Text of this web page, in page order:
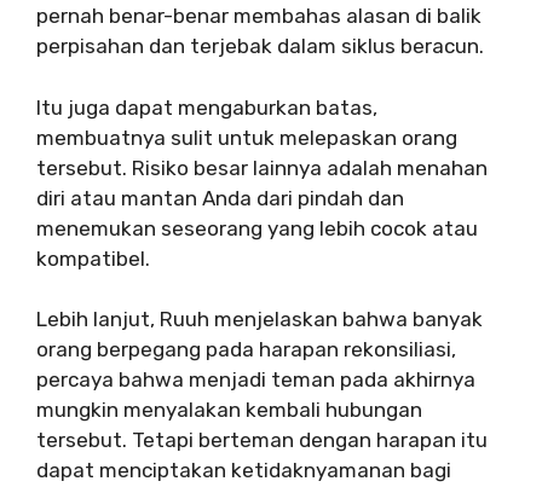
pernah benar-benar membahas alasan di balik
perpisahan dan terjebak dalam siklus beracun.
Itu juga dapat mengaburkan batas,
membuatnya sulit untuk melepaskan orang
tersebut. Risiko besar lainnya adalah menahan
diri atau mantan Anda dari pindah dan
menemukan seseorang yang lebih cocok atau
kompatibel.
Lebih lanjut, Ruuh menjelaskan bahwa banyak
orang berpegang pada harapan rekonsiliasi,
percaya bahwa menjadi teman pada akhirnya
mungkin menyalakan kembali hubungan
tersebut. Tetapi berteman dengan harapan itu
dapat menciptakan ketidaknyamanan bagi